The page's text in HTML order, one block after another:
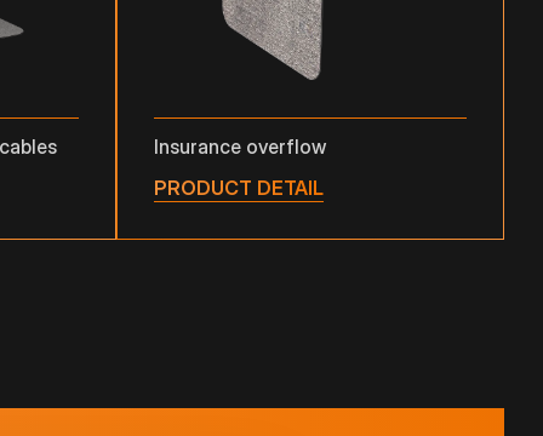
Insurance overflow
PRODUCT DETAIL